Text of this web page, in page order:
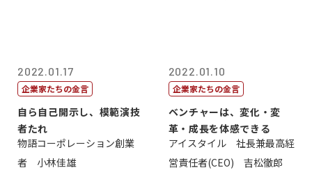
2022.01.17
企業家たちの金言
自ら自己開示し、模範演技
者たれ
物語コーポレーション創業
者 小林佳雄
2022.01.10
企業家たちの金言
ベンチャーは、変化・変
革・成長を体感できる
アイスタイル 社長兼最高経
営責任者(CEO) 吉松徹郎